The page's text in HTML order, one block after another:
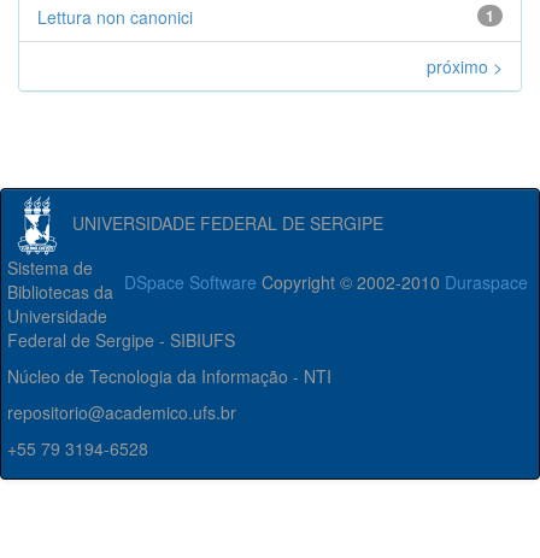
1
Lettura non canonici
próximo >
UNIVERSIDADE FEDERAL DE SERGIPE
DSpace Software Copyright © 2002-2010 Duraspace
Sistema de
Bibliotecas da
Universidade
Federal de Sergipe - SIBIUFS
Núcleo de Tecnologia da Informação - NTI
repositorio@academico.ufs.br
+55 79 3194-6528